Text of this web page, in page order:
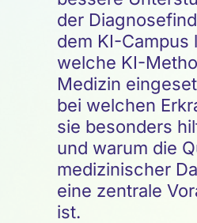
der
dem KI-Campus
welche KI-
Medizin
bei welchen
sie besonders
und warum die
medizinischer
eine zentrale
ist.